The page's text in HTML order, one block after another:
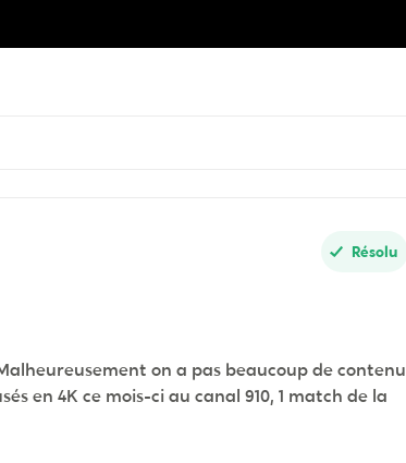
Résolu
on a pas beaucoup de contenu
en 4K ce mois-ci au canal 910, 1 match de la